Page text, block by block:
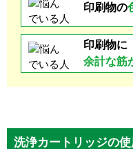
印刷物の
印刷物に
余計な筋
洗浄カートリッジの